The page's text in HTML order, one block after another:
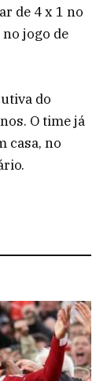
de 4 x 1 no
no jogo de
do
O time já
casa, no